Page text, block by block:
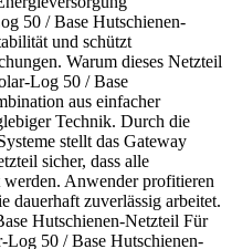
50 / Base Hutschienen-
und schützt
Warum dieses Netzteil
Log 50 / Base
aus einfacher
Technik. Durch die
stellt das Gateway
sicher, dass alle
Anwender profitieren
dauerhaft zuverlässig arbeitet.
Hutschienen-Netzteil Für
Log 50 / Base Hutschienen-